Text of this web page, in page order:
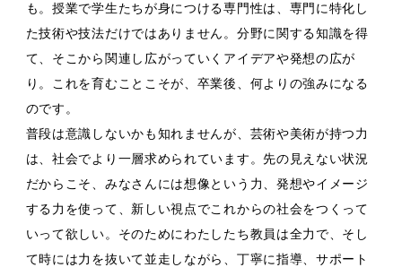
も。授業で学生たちが身につける専門性は、専門に特化し
た技術や技法だけではありません。分野に関する知識を得
て、そこから関連し広がっていくアイデアや発想の広が
り。これを育むことこそが、卒業後、何よりの強みになる
のです。
普段は意識しないかも知れませんが、芸術や美術が持つ力
は、社会でより一層求められています。先の見えない状況
だからこそ、みなさんには想像という力、発想やイメージ
する力を使って、新しい視点でこれからの社会をつくって
いって欲しい。そのためにわたしたち教員は全力で、そし
て時には力を抜いて並走しながら、丁寧に指導、サポート